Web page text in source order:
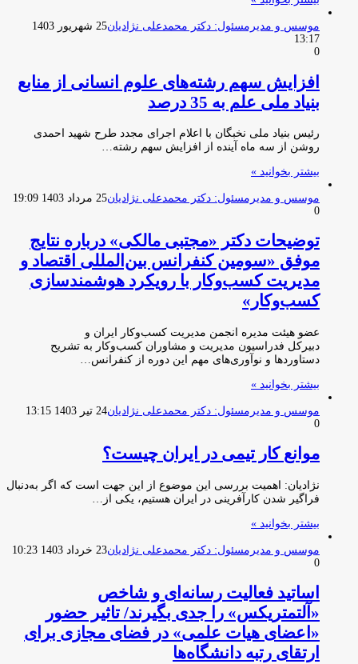
موسس و مدیرمسئول: دکتر محمدعلی نژادیان
25 شهریور 1403
13:17
0
افزایش سهم رشته‌های علوم انسانی از منابع
بنیاد ملی علم به 35 درصد
رئیس بنیاد ملی نخبگان با اعلام اجرای مجدد طرح شهید احمدی
روشن از سه ماه آینده از افزایش سهم رشته…
بیشتر بخوانید »
موسس و مدیرمسئول: دکتر محمدعلی نژادیان25 مرداد 1403 19:09
0
توضیحات دکتر «مجتبی مالکی» درباره نتایج
موفق «سومین کنفرانس بین‌المللی اقتصاد و
مدیریت کسب‌و‌کار با رویکرد هوشمندسازی
کسب‌و‌کار»
عضو هیئت مدیره انجمن مدیریت کسب‌وکار ایران و
دبیرکل فدراسیون مدیریت و مشاوران کسب‌وکار به تشریح
دستاوردها و نوآوری‌های مهم این دوره از کنفرانس…
بیشتر بخوانید »
موسس و مدیرمسئول: دکتر محمدعلی نژادیان24 تیر 1403 13:15
0
موانع کار تیمی در ایران چیست؟
نژادیان: اهمیت بررسی این موضوع از این جهت است که اگر به‌دنبال
فراگیر شدن کارآفرینی در ایران هستیم، یکی از…
بیشتر بخوانید »
موسس و مدیرمسئول: دکتر محمدعلی نژادیان23 خرداد 1403 10:23
0
اساتید فعالیت رسانه‌ای و شاخص
«آلتمتریکس» را جدی بگیرند/ تاثیر حضور
«اعضای هیات علمی» در فضای مجازی برای
ارتقای رتبه دانشگاه‌ها